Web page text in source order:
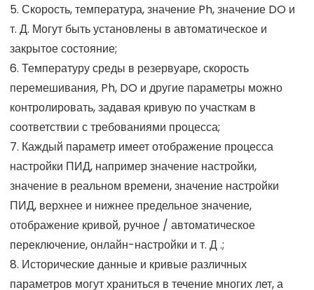
5. Скорость, температура, значение Ph, значение DO и
т. Д. Могут быть установлены в автоматическое и
закрытое состояние;
6. Температуру среды в резервуаре, скорость
перемешивания, Ph, DO и другие параметры можно
контролировать, задавая кривую по участкам в
соответствии с требованиями процесса;
7. Каждый параметр имеет отображение процесса
настройки ПИД, например значение настройки,
значение в реальном времени, значение настройки
ПИД, верхнее и нижнее предельное значение,
отображение кривой, ручное / автоматическое
переключение, онлайн-настройки и т. Д .;
8. Исторические данные и кривые различных
параметров могут храниться в течение многих лет, а